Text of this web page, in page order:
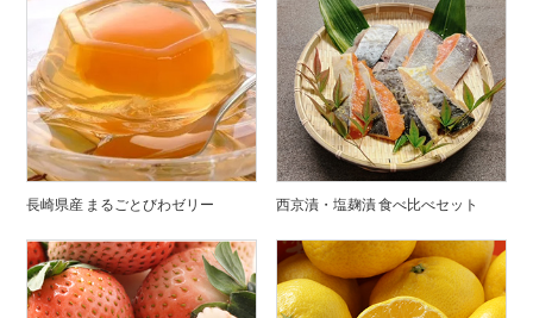
長崎県産 まるごとびわゼリー 西京漬・塩麹漬 食べ比べセット